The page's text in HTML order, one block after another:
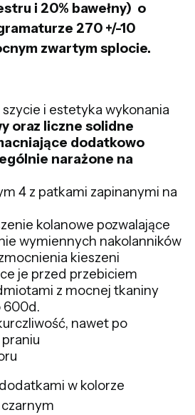
i 20% bawełny) o
270 +/-10
zwartym splocie.
i estetyka wykonania
oraz liczne solidne
dodatkowo
narażone na
4 z patkami zapinanymi na
kolanowe pozwalające
wymiennych nakolanników
kieszeni
je przed przebiciem
z mocnej tkaniny
600d.
nawet po
w kolorze